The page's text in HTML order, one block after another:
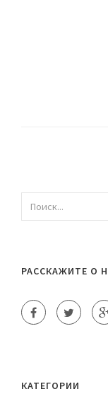
РАССКАЖИТЕ О
КАТЕГОРИИ